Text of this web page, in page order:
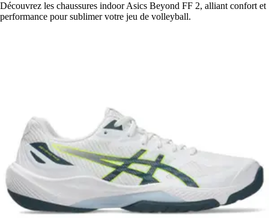
Découvrez les chaussures indoor Asics Beyond FF 2, alliant confort et
performance pour sublimer votre jeu de volleyball.